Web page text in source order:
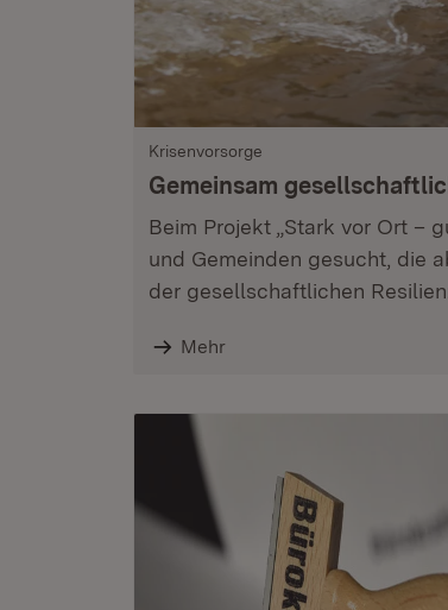
Krisenvorsorge
Gemeinsam
Beim Projekt „Stark vor Ort –
und Gemeinden gesucht, die
der gesellschaftlichen
Mehr